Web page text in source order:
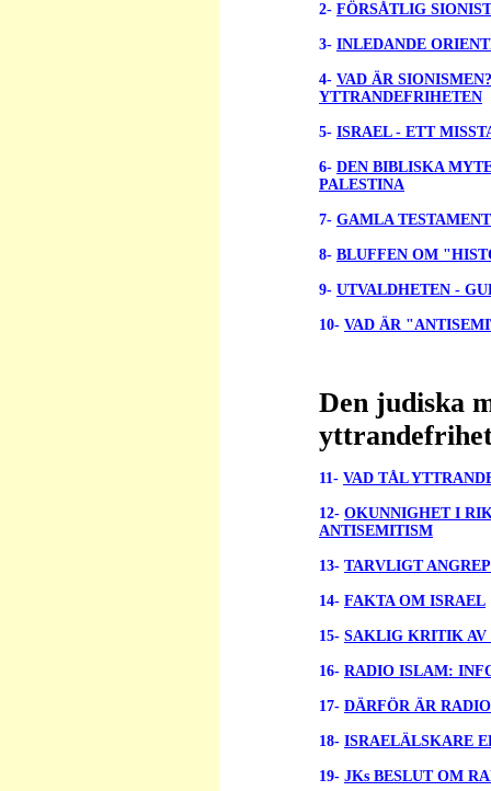
2- FÖRSÅTLIG
3- INLEDANDE
4- VAD ÄR
YTTRANDEFRIHETEN
5- ISRAEL - ETT
6- DEN BIBLISKA
PALESTINA
7- GAMLA
8- BLUFFEN OM
9- UTVALDHETEN -
10- VAD ÄR
Den judiska
11- VAD TÅL
12- OKUNNIGHET I
ANTISEMITISM
13- TARVLIGT
14- FAKTA OM ISRAEL
15- SAKLIG KRITIK AV
16- RADIO ISLAM:
17- DÄRFÖR ÄR
18- ISRAELÄLSKARE
19- JKs BESLUT OM